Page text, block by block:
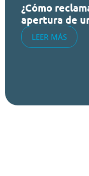
¿Cómo
apertura de
LEER MÁS